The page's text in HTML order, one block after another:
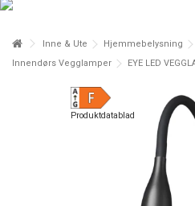
Inne & Ute Hjemmebelysning
Innendørs Vegglamper
EYE LED
Produktdatablad